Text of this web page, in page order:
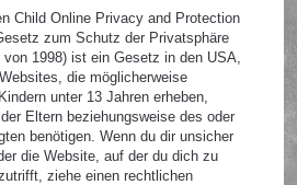
Child Online Privacy and Protection
zum Schutz der Privatsphäre
1998) ist ein Gesetz in den USA,
die möglicherweise
unter 13 Jahren erheben,
Eltern beziehungsweise des oder
benötigen. Wenn du dir unsicher
die Website, auf der du dich zu
ziehe einen rechtlichen